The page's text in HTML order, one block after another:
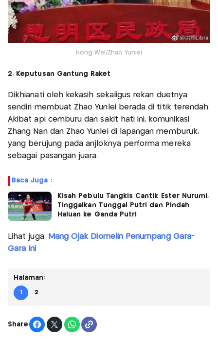
Hong Wei/Zhao Yunlei
2. Keputusan Gantung Raket
Dikhianati oleh kekasih sekaligus rekan duetnya
sendiri membuat Zhao Yunlei berada di titik terendah.
Akibat api cemburu dan sakit hati ini, komunikasi
Zhang Nan dan Zhao Yunlei di lapangan memburuk,
yang berujung pada anjloknya performa mereka
sebagai pasangan juara.
Baca Juga :
Kisah Pebulu Tangkis Cantik Ester Nurumi,
Tinggalkan Tunggal Putri dan Pindah
Haluan ke Ganda Putri
Lihat juga: Mang Ojak Diomelin Penumpang Gara-
Gara Ini
Halaman:
1 2
Share